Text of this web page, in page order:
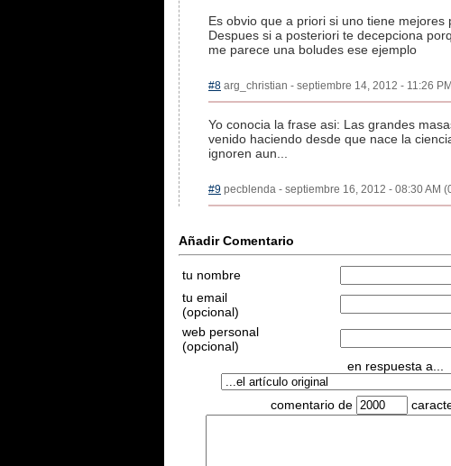
Es obvio que a priori si uno tiene
Despues si a posteriori te decepciona
me parece una boludes ese ejemplo
#8 arg_christian - septiembre 14, 2012 - 11:26
Yo conocia la frase asi: Las grandes
venido haciendo desde que nace la
ignoren aun...
#9 pecblenda - septiembre 16, 2012 - 08:30 AM
Añadir Comentario
tu nombre
tu email
(opcional)
web personal
(opcional)
en respuesta a...
comentario de